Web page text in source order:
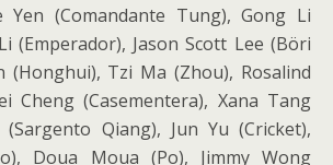
Yen (Comandante Tung), Gong Li
(Emperador), Jason Scott Lee (Böri
(Honghui), Tzi Ma (Zhou), Rosalind
Cheng (Casementera), Xana Tang
Qiang), Jun Yu (Cricket),
Doua Moua (Po), Jimmy Wong